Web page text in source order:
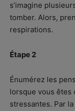
s’imagine
tomber. Alors,
respirations.
Étape 2
Énumérez les
lorsque vous êtes
stressantes. Par